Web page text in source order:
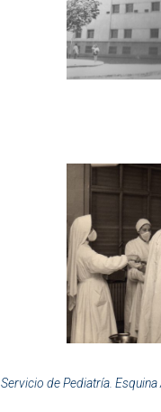
Servicio de Pediatría. Esquina